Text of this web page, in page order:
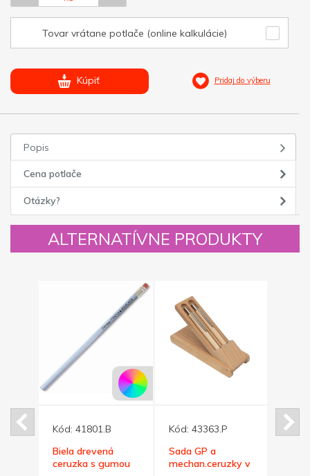
Tovar vrátane potlače (online kalkulácie)
Kúpiť Pridaj do výberu
Popis
Cena potlače
Otázky?
ALTERNATÍVNE PRODUKTY
Kód: 41801.B
Biela drevená
ceruzka s gumou
Kód: 43363.P
Sada GP a
mechan.ceruzky v
Kód: